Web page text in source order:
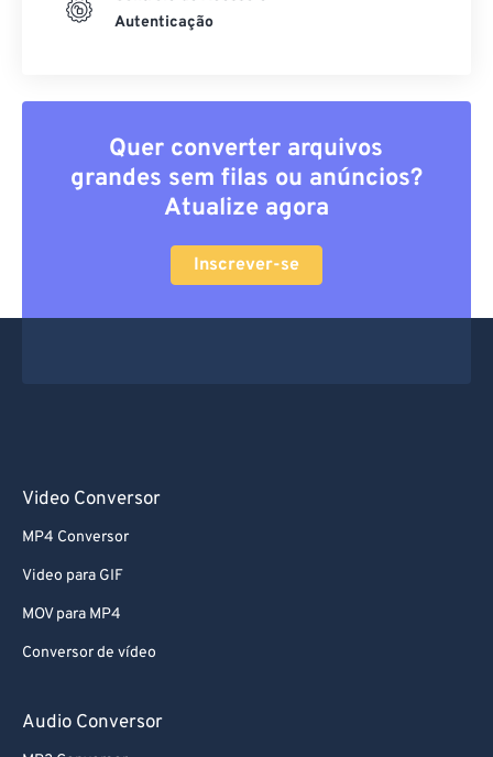
Autenticação
Quer converter arquivos
grandes sem filas ou anúncios?
Atualize agora
Inscrever-se
Video Conversor
MP4 Conversor
Video para GIF
MOV para MP4
Conversor de vídeo
Audio Conversor